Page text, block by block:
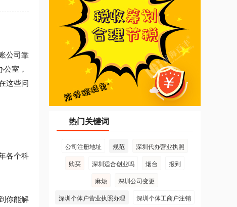
公司靠
室，
这些问
各个科
你能解
热门关键词
公司注册地址 规范
深圳代办营业执照
购买
深圳适合创业吗 烟台
报到
麻烦
深圳公司变更
深圳个体户营业执照办理
深圳个体工商户注销